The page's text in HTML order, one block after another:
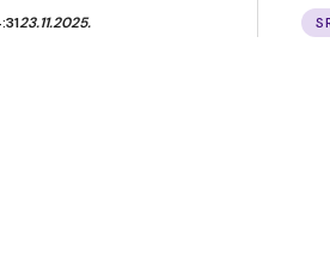
23.11.2025.